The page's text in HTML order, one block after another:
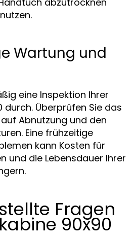
Wartung und
eine Inspektion Ihrer
durch. Überprüfen Sie das
Abnutzung und den
Eine frühzeitige
kann Kosten für
und die Lebensdauer Ihrer
Fragen
90x90